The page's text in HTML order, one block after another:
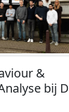
&
bij